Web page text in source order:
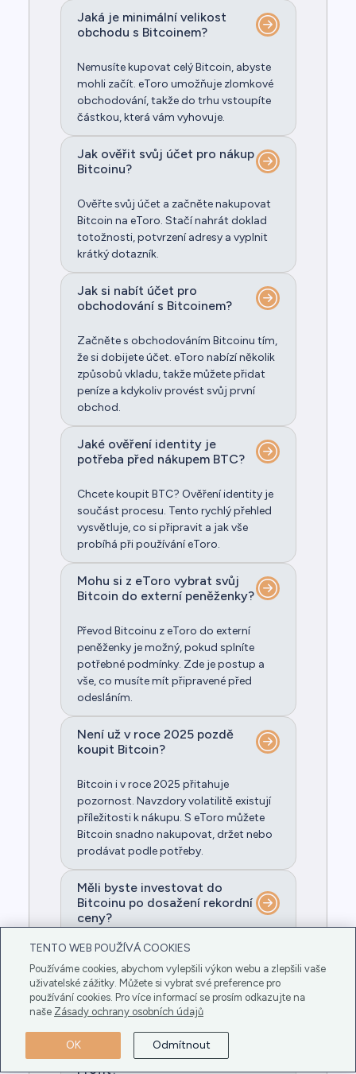
Jaká je minimální velikost
obchodu s Bitcoinem?
Nemusíte kupovat celý Bitcoin, abyste
mohli začít. eToro umožňuje zlomkové
obchodování, takže do trhu vstoupíte
částkou, která vám vyhovuje.
Jak ověřit svůj účet pro nákup
Bitcoinu?
Ověřte svůj účet a začněte nakupovat
Bitcoin na eToro. Stačí nahrát doklad
totožnosti, potvrzení adresy a vyplnit
krátký dotazník.
Jak si nabít účet pro
obchodování s Bitcoinem?
Začněte s obchodováním Bitcoinu tím,
že si dobijete účet. eToro nabízí několik
způsobů vkladu, takže můžete přidat
peníze a kdykoliv provést svůj první
obchod.
Jaké ověření identity je
potřeba před nákupem BTC?
Chcete koupit BTC? Ověření identity je
součást procesu. Tento rychlý přehled
vysvětluje, co si připravit a jak vše
probíhá při používání eToro.
Mohu si z eToro vybrat svůj
Bitcoin do externí peněženky?
Převod Bitcoinu z eToro do externí
peněženky je možný, pokud splníte
potřebné podmínky. Zde je postup a
vše, co musíte mít připravené před
odesláním.
Není už v roce 2025 pozdě
koupit Bitcoin?
Bitcoin i v roce 2025 přitahuje
pozornost. Navzdory volatilitě existují
příležitosti k nákupu. S eToro můžete
Bitcoin snadno nakupovat, držet nebo
prodávat podle potřeby.
Měli byste investovat do
Bitcoinu po dosažení rekordní
ceny?
Bitcoin překonal nový rekord. Má ještě
smysl do něj investovat? Podíváme se
na klíčové faktory – a ano, Bitcoin
můžete snadno koupit na eToro.
Mohu si u Bitcoinu nastavit
příkazy Stop-Loss a Take-
Profit?
TENTO WEB POUŽÍVÁ COOKIES
Používáme cookies, abychom vylepšili výkon webu a zlepšili vaše
uživatelské zážitky. Můžete si vybrat své preference pro
používání cookies. Pro více informací se prosím odkazujte na
naše Zásady ochrany osobních údajů
OK Odmítnout